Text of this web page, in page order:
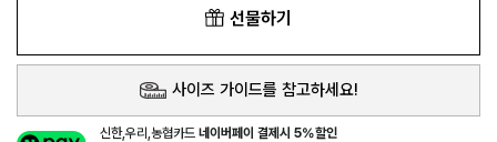
선물하기
사이즈 가이드를 참고하세요!
신한,우리,농협카드네이버페이 결제시 5%할인